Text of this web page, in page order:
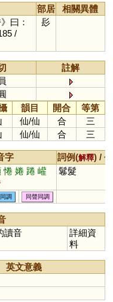
部居
相關異體
曰：
/
髟
註解
韻目 開合
等第
仙/仙 合
三
仙/仙 合 三
字 詞例(解釋) /
惓 婘 踡 巏
鬈髮
調 同聲同調
讀音
詳細資
料
英文意義